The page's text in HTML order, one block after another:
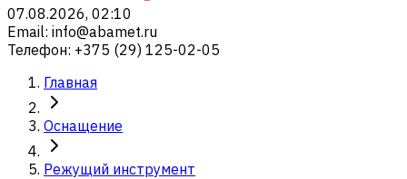
07.08.2026, 02:10
Email: info@abamet.ru
Телефон: +375 (29) 125-02-05
Главная
Оснащение
Режущий инструмент